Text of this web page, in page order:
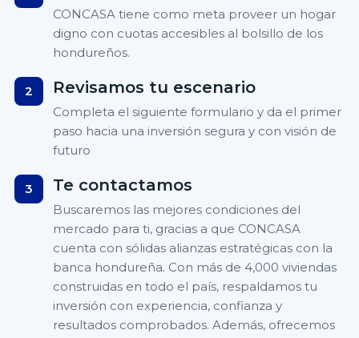
CONCASA tiene como meta proveer un hogar
digno con cuotas accesibles al bolsillo de los
hondureños.
2 Revisamos tu escenario
Completa el siguiente formulario y da el primer
paso hacia una inversión segura y con visión de
futuro
3 Te contactamos
Buscaremos las mejores condiciones del
mercado para ti, gracias a que CONCASA
cuenta con sólidas alianzas estratégicas con la
banca hondureña. Con más de 4,000 viviendas
construidas en todo el país, respaldamos tu
inversión con experiencia, confianza y
resultados comprobados. Además, ofrecemos